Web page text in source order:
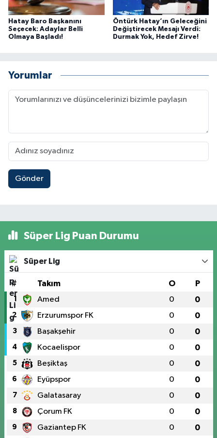
Hatay Baro Başkanını
Seçecek: Adaylar Belli
Olmaya Başladı!
Öntürk Hatay’ın Geleceğini
Değiştirecek Mesajı Verdi:
Durmak Yok, Hedef Zirve!
Yorumlar
Gönder
Süper Lig Puan Durumu
Süper Lig
# Takım O P
1 Amed 0 0
2 Erzurumspor FK 0 0
3 Başakşehir 0 0
4 Kocaelispor 0 0
5 Beşiktaş 0 0
6 Eyüpspor 0 0
7 Galatasaray 0 0
8 Çorum FK 0 0
9 Gaziantep FK 0 0